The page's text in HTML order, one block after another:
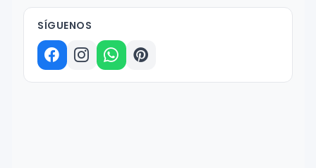
SÍGUENOS